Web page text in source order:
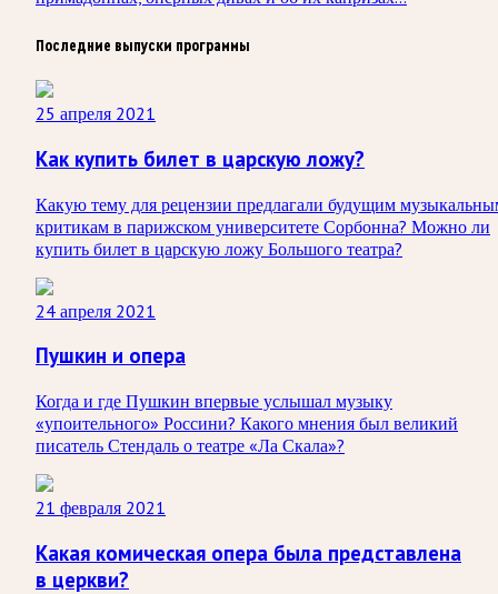
Последние выпуски программы
25 апреля 2021
Как купить билет в царскую ложу?
Какую тему для рецензии предлагали будущим
критикам в парижском университете Сорбонна? Можно ли
купить билет в царскую ложу Большого театра?
24 апреля 2021
Пушкин и опера
Когда и где Пушкин впервые услышал музыку
«упоительного» Россини? Какого мнения был великий
писатель Стендаль о театре «Ла Скала»?
21 февраля 2021
Какая комическая опера была представлена
в церкви?